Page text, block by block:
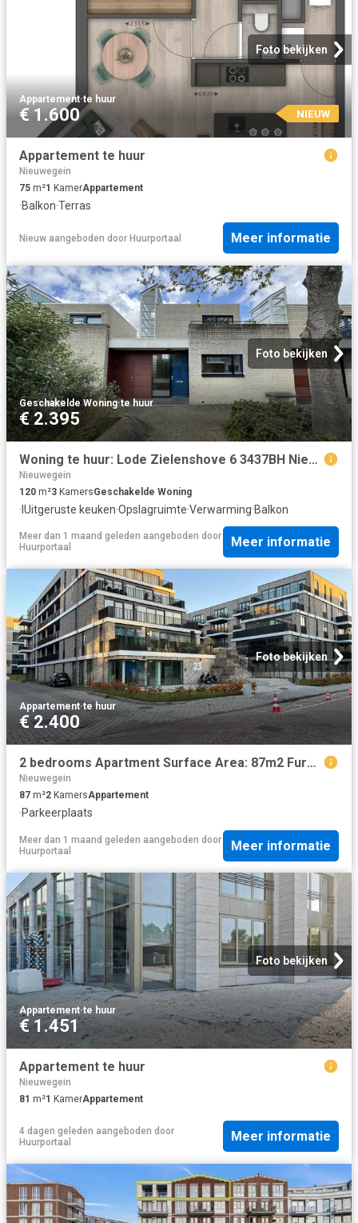
Foto bekijken
Appartement·te huur
€ 1.600 NIEUW
Appartement te huur
Nieuwegein
75 m²1 KamerAppartement
·Balkon·Terras
Nieuw aangeboden door Huurportaal Meer informatie
Foto bekijken
Geschakelde Woning·te huur
€ 2.395
Woning te huur: Lode Zielenshove 6 3437BH Nieuwegein
Nieuwegein
120 m²3 KamersGeschakelde Woning
·IUitgeruste keuken·Opslagruimte·Verwarming·Balkon
Meer dan 1 maand geleden aangeboden door
Huurportaal
Meer informatie
Foto bekijken
Appartement·te huur
€ 2.400
2 bedrooms Apartment Surface Area: 87m2 Furnishings: Semi Furnished Available from: 27 11 2025
Nieuwegein
87 m²2 KamersAppartement
·Parkeerplaats
Meer dan 1 maand geleden aangeboden door
Huurportaal
Meer informatie
Foto bekijken
Appartement·te huur
€ 1.451
Appartement te huur
Nieuwegein
81 m²1 KamerAppartement
4 dagen geleden aangeboden door
Huurportaal
Meer informatie